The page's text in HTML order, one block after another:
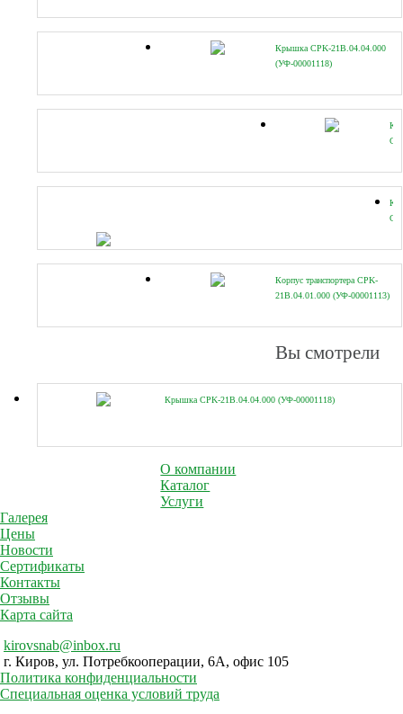
Крышка CPK-21B.04.04.000
(УФ-00001118)
Корпус транспортера CPK-
21B.04.01.000 (УФ-00001113)
Вы смотрели
Крышка CPK-21B.04.04.000 (УФ-00001118)
О компании
Каталог
Услуги
Галерея
Цены
Новости
Сертификаты
Контакты
Отзывы
Карта сайта
kirovsnab@inbox.ru
г. Киров, ул. Потребкооперации, 6А, офис 105
Политика конфиденциальности
Специальная оценка условий труда